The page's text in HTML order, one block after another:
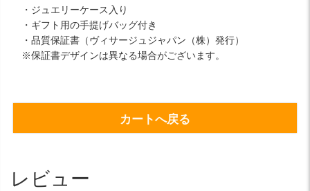
・ジュエリーケース入り
・ギフト用の手提げバッグ付き
・品質保証書（ヴィサージュジャパン（株）発行）
※保証書デザインは異なる場合がございます。
カートへ戻る
レビュー